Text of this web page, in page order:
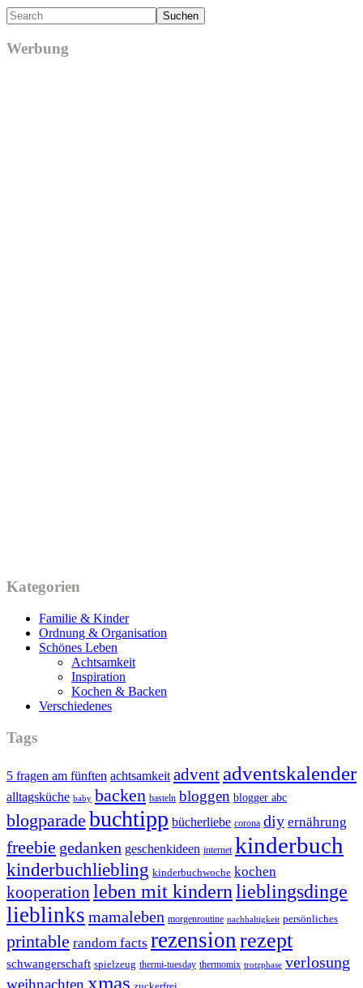
Search
Werbung
Kategorien
Familie & Kinder
Ordnung & Organisation
Schönes Leben
Achtsamkeit
Inspiration
Kochen & Backen
Verschiedenes
Tags
5 fragen am fünften achtsamkeit advent adventskalender
alltagsküche baby backen basteln bloggen blogger abc
blogparade buchtipp bücherliebe corona diy ernährung
freebie gedanken geschenkideen internet kinderbuch
kinderbuchliebling kinderbuchwoche kochen
kooperation leben mit kindernlieblingsdinge
lieblinks mamaleben morgenroutine nachhaltigkeit persönliches
printable random facts rezensionrezept
schwangerschaft spielzeug thermi-tuesday thermomix trotzphase verlosung
xmas